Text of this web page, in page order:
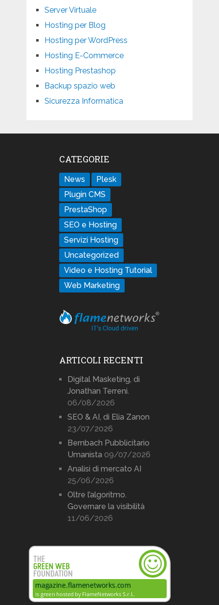
Server Virtuale
Hosting per Blog
Hosting per WordPress
Hosting E-Commerce
Hosting Prestashop
Backup spazio web
Sicurezza Informatica
CATEGORIE
News
Plesk
Plugin CMS
PrestaShop
SEO e Hosting
Servizi Hosting
Uncategorized
Video e Hosting Tutorial
Web Marketing
ARTICOLI RECENTI
Digital Masketing, di
Jonathan Terreni.
06/08/2026
SEO & AI, di Elia Zanon
23/07/2026
Bernbach Pubblicitario
Umanista 09/07/2026
Analisi di mercato AI
25/06/2026
Oltre l’algoritmo.
Governare la visibilità
11/06/2026